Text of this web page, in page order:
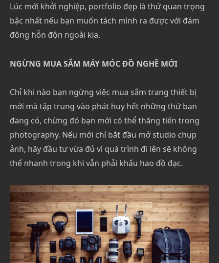
Lúc mới khởi nghiệp, portfolio đẹp là thứ quan trọng
bậc nhất nếu bạn muốn tách mình ra được với đám
đông hỗn độn ngoài kia.
NGỪNG MUA SẮM MÁY MÓC ĐỒ NGHỀ MỚI
Chỉ khi nào bạn ngừng việc mua sắm trang thiết bị
mới mà tập trung vào phát huy hết những thứ bạn
đang có, chừng đó bạn mới có thể thăng tiến trong
photography. Nếu mới chỉ bắt đầu mở studio chụp
ảnh, hãy đầu tư vừa đủ vì quá trình đi lên sẽ không
thể nhanh trong khi vẫn phải khấu hao đồ đạc.